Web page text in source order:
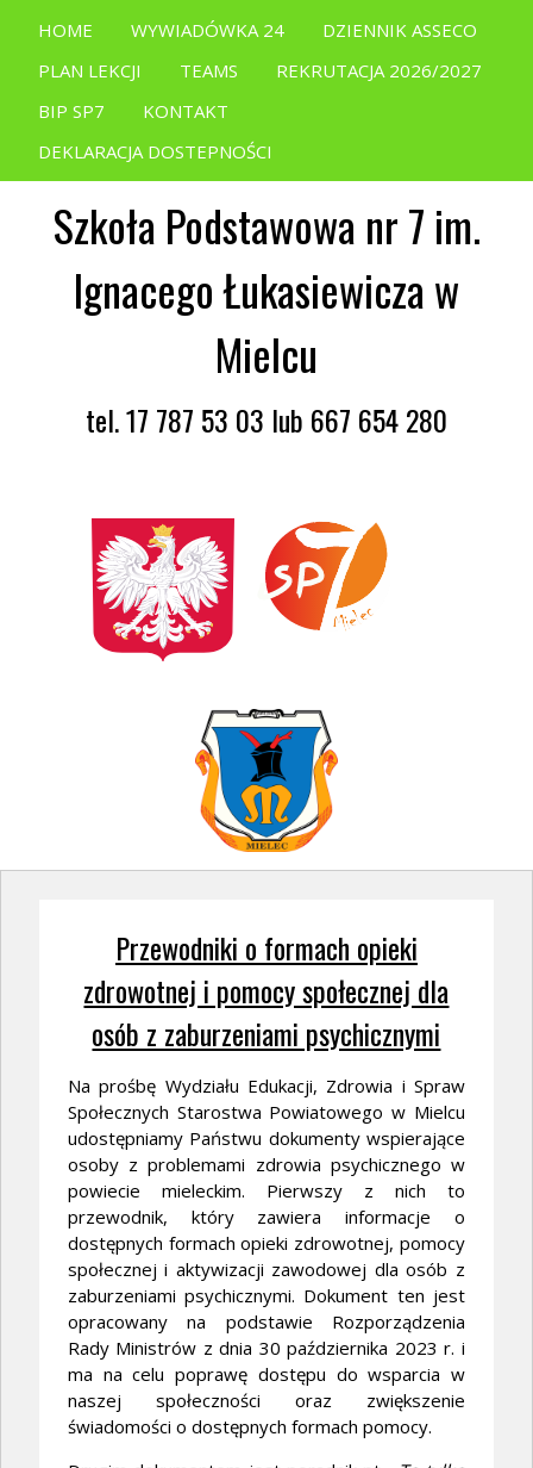
HOME WYWIADÓWKA 24
DZIENNIK ASSECO
PLAN LEKCJI
TEAMS
REKRUTACJA 2026/2027
BIP SP7
KONTAKT
DEKLARACJA DOSTEPNOŚCI
Szkoła Podstawowa nr 7 im.
Ignacego Łukasiewicza w
Mielcu
tel. 17 787 53 03 lub 667 654 280
Przewodniki o formach opieki
zdrowotnej i pomocy społecznej dla
osób z zaburzeniami psychicznymi
Na prośbę Wydziału Edukacji, Zdrowia i Spraw
Społecznych Starostwa Powiatowego w Mielcu
udostępniamy Państwu dokumenty wspierające
osoby z problemami zdrowia psychicznego w
powiecie mieleckim. Pierwszy z nich to
przewodnik, który zawiera informacje o
dostępnych formach opieki zdrowotnej, pomocy
społecznej i aktywizacji zawodowej dla osób z
zaburzeniami psychicznymi. Dokument ten jest
opracowany na podstawie Rozporządzenia
Rady Ministrów z dnia 30 października 2023 r. i
ma na celu poprawę dostępu do wsparcia w
naszej społeczności oraz zwiększenie
świadomości o dostępnych formach pomocy.